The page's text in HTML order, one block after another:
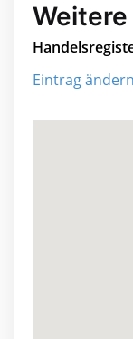
Eintrag ändern